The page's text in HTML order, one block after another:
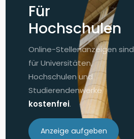
Für
Hochschulen
Online-Stellenanzeigen sind
für Universitäten,
Hochschulen und
Studierendenwerke
kostenfrei.
Anzeige aufgeben